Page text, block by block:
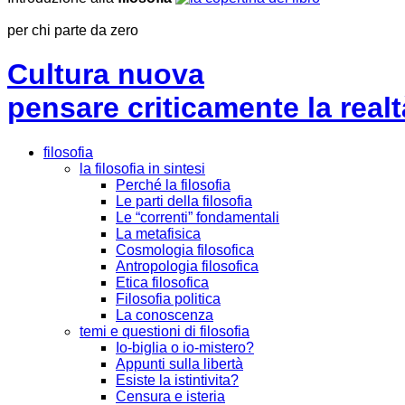
per chi parte da zero
Cultura nuova
pensare criticamente la
filosofia
la filosofia in sintesi
Perché la filosofia
Le parti della filosofia
Le “correnti” fondamentali
La metafisica
Cosmologia filosofica
Antropologia filosofica
Etica filosofica
Filosofia politica
La conoscenza
temi e questioni di filosofia
Io-biglia o io-mistero?
Appunti sulla libertà
Esiste la istintivita?
Censura e isteria